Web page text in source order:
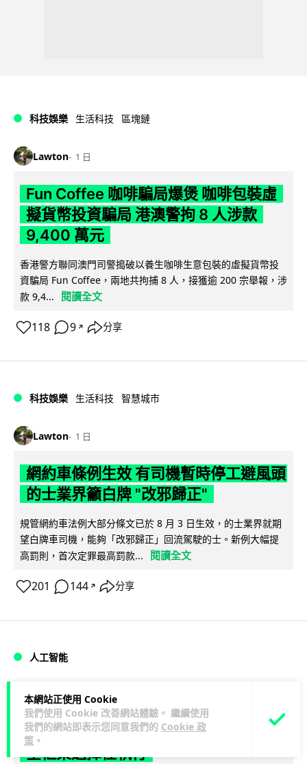
本網站正使用 Cookie
我們使用 Cookie 改善網站體驗。 繼續使用
我們的網站即表示您同意我們的 Cookie 政
策 。
科技娛樂 生活科技 區塊鏈
Lawton 1 日
Fun Coffee 咖啡騙局爆煲 咖啡包裝虛
擬貨幣投資騙局 港澳警拘 8 人涉款
9,400 萬元
香港警方聯同澳門司警搗破以養生咖啡生意包裝的虛擬貨幣投
資騙局 Fun Coffee，兩地共拘捕 8 人，接獲逾 200 宗舉報，涉
款 9,4...
閱讀全文
118 9 ↗ 分享
科技娛樂 生活科技 智慧城市
Lawton 1 日
網約車條例生效 有司機暫時停工避風頭
的士業界籲白牌 "改邪歸正"
規管網約車法例大部分條文已於 8 月 3 日生效，的士業界就期
望白牌車司機，能夠「改邪歸正」回流駕駛的士。新例大幅提
高罰則，首次定罪最高罰款...
閱讀全文
201 144 ↗ 分享
人工智能
Lawton 1 日
白宮拒測中國開放 AI 模型 業界質疑安
全框架選擇性執行